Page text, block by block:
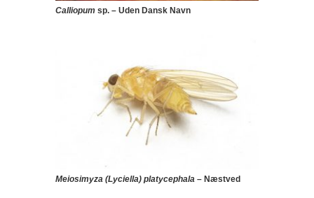
Calliopum sp. – Uden Dansk Navn
Meiosimyza (Lyciella) platycephala – Næstved